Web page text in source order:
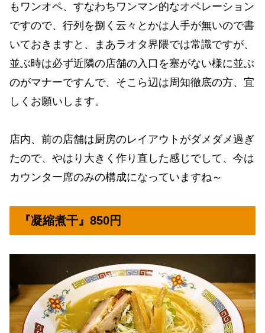
もワンオペ、すなわちワンマン的なオペレーション
ですので、行列を捌く云々とかは人手が無いので書
いておきますと、まあラオタ界隈では常識ですが、
並ぶ時は必ず近隣の店舗の入口を塞がない様に並ぶ
のがマナーですんで、そこら辺は周知徹底の方、宜
しくお願いします。
店内、前の店舗は厨房のレイアウトがダメダメ過ぎ
たので、やはり大きく作り直した感じでして、今は
カウンター席のみの構成になっていますね～
『凝縮煮干』850円